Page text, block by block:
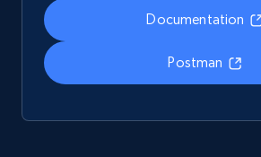
Documentation
Postman